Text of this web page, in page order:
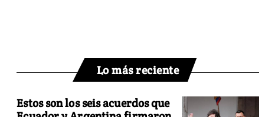
Lo más reciente
Estos son los seis acuerdos que